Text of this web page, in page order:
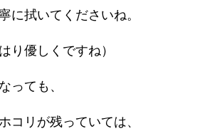
に拭いてくださいね。
り優しくですね）
っても、
コリが残っていては、